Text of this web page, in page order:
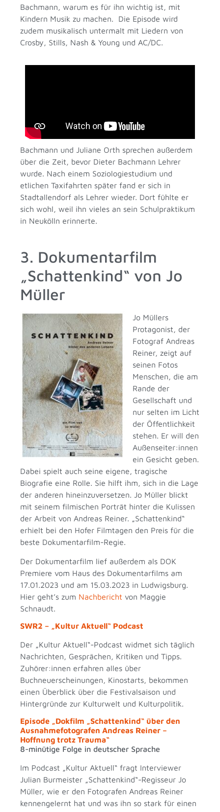
Bachmann, warum es für ihn wichtig ist, mit
Kindern Musik zu machen.
Die Episode wird
zudem musikalisch untermalt mit Liedern von
Crosby, Stills, Nash & Young und AC/DC.
Bachmann und Juliane Orth sprechen außerdem
über die Zeit, bevor Dieter Bachmann Lehrer
wurde. Nach einem Soziologiestudium und
etlichen Taxifahrten später fand er sich in
Stadtallendorf als Lehrer wieder. Dort fühlte er
sich wohl, weil ihn vieles an sein Schulpraktikum
in Neukölln erinnerte.
3. Dokumentarfilm
„Schattenkind“ von Jo
Müller
Jo Müllers
Protagonist, der
Fotograf Andreas
Reiner, zeigt auf
seinen Fotos
Menschen, die am
Rande der
Gesellschaft und
nur selten im Licht
der Öffentlichkeit
stehen. Er will den
Außenseiter:innen
ein Gesicht geben.
Dabei spielt auch seine eigene, tragische
Biografie eine Rolle. Sie hilft ihm, sich in die Lage
der anderen hineinzuversetzen. Jo Müller blickt
mit seinem filmischen Porträt hinter die Kulissen
der Arbeit von Andreas Reiner. „Schattenkind“
erhielt bei den Hofer Filmtagen den Preis für die
beste Dokumentarfilm-Regie.
Der Dokumentarfilm lief außerdem als DOK
Premiere vom Haus des Dokumentarfilms am
17.01.2023 und am 15.03.2023 in Ludwigsburg.
Hier geht’s zum Nachbericht von Maggie
Schnaudt.
SWR2 – „Kultur Aktuell“ Podcast
Der „Kultur Aktuell“-Podcast widmet sich täglich
Nachrichten, Gesprächen, Kritiken und Tipps.
Zuhörer:innen erfahren alles über
Buchneuerscheinungen, Kinostarts, bekommen
einen Überblick über die Festivalsaison und
Hintergründe zur Kulturwelt und Kulturpolitik.
Episode „Dokfilm „Schattenkind“ über den
Ausnahmefotografen Andreas Reiner –
Hoffnung trotz Trauma“
8-minütige Folge in deutscher Sprache
Im Podcast „Kultur Aktuell“ fragt Interviewer
Julian Burmeister „Schattenkind“-Regisseur Jo
Müller, wie er den Fotografen Andreas Reiner
kennengelernt hat und was ihn so stark für einen